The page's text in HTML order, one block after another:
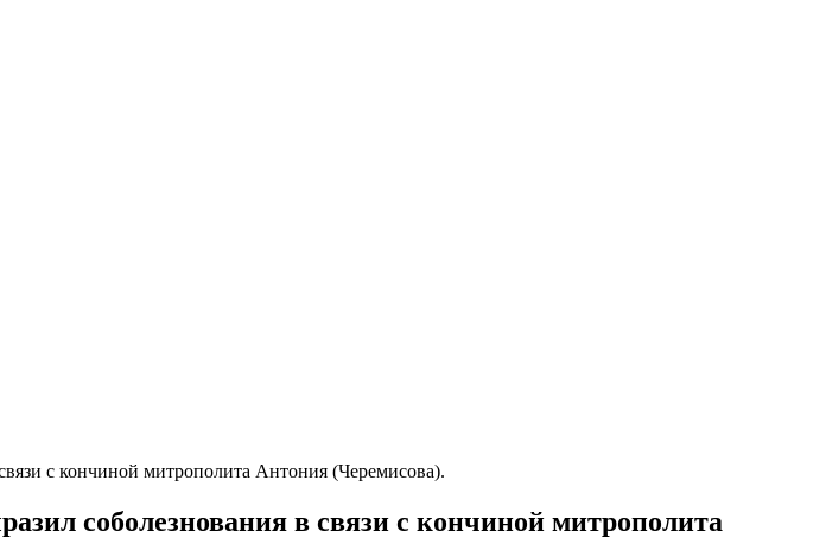
с кончиной митрополита Антония (Черемисова).
соболезнования в связи с кончиной митрополита